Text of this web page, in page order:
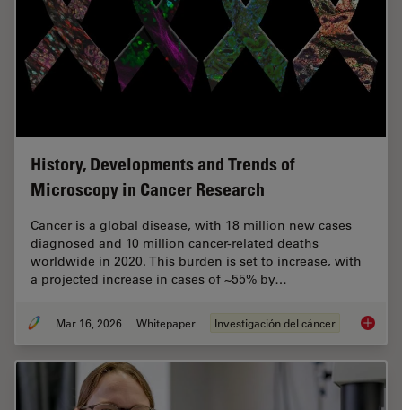
History, Developments and Trends of
Microscopy in Cancer Research
Cancer is a global disease, with 18 million new cases
diagnosed and 10 million cancer-related deaths
worldwide in 2020. This burden is set to increase, with
a projected increase in cases of ~55% by…
Mar 16, 2026 Whitepaper Investigación del cáncer